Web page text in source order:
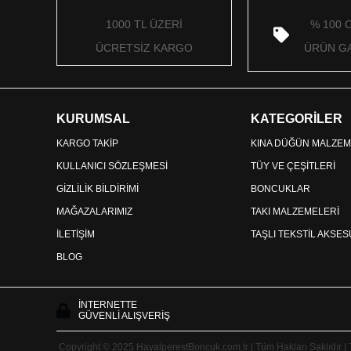
1000 TL ÜZERİ
ÜCRETSİZ KARGO
% 100
ÜRÜN
KURUMSAL
KARGO TAKİP
KULLANICI SÖZLEŞMESİ
GİZLİLİK BİLDİRİMİ
MAĞAZALARIMIZ
İLETİŞİM
BLOG
KATEGORİLER
KINA DÜĞÜN
TÜY VE ÇEŞİTLERİ
BONCUKLAR
TAKI MALZEMELERİ
TAŞLI TEKSTİL
İNTERNETTE
GÜVENLİ ALIŞVERİŞ
Copyright © 2025 HayalperestBoncuk.com.tr | Tüm Hakları Saklıdır |